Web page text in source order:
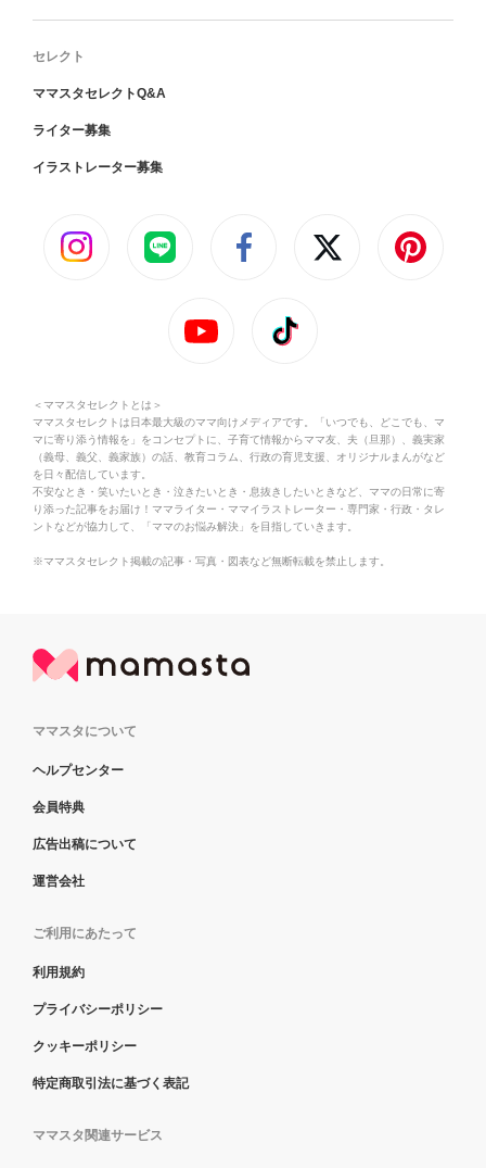
セレクト
ママスタセレクトQ&A
ライター募集
イラストレーター募集
＜ママスタセレクトとは＞
ママスタセレクトは日本最大級のママ向けメディアです。「いつでも、どこでも、マ
マに寄り添う情報を」をコンセプトに、子育て情報からママ友、夫（旦那）、義実家
（義母、義父、義家族）の話、教育コラム、行政の育児支援、オリジナルまんがなど
を日々配信しています。
不安なとき・笑いたいとき・泣きたいとき・息抜きしたいときなど、ママの日常に寄
り添った記事をお届け！ママライター・ママイラストレーター・専門家・行政・タレ
ントなどが協力して、「ママのお悩み解決」を目指していきます。
※ママスタセレクト掲載の記事・写真・図表など無断転載を禁止します。
ママスタについて
ヘルプセンター
会員特典
広告出稿について
運営会社
ご利用にあたって
利用規約
プライバシーポリシー
クッキーポリシー
特定商取引法に基づく表記
ママスタ関連サービス